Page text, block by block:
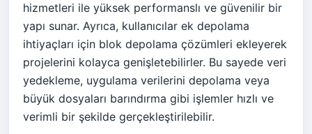
hizmetleri ile yüksek performanslı ve güvenilir bir
yapı sunar. Ayrıca, kullanıcılar ek depolama
ihtiyaçları için blok depolama çözümleri ekleyerek
projelerini kolayca genişletebilirler. Bu sayede veri
yedekleme, uygulama verilerini depolama veya
büyük dosyaları barındırma gibi işlemler hızlı ve
verimli bir şekilde gerçekleştirilebilir.